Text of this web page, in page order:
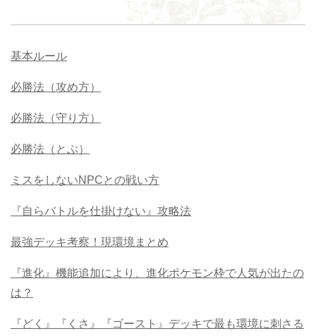
基本ルール
必勝法（攻め方）
必勝法（守り方）
必勝法（とぶ）
ミスをしないNPCとの戦い方
『自らバトルを仕掛けない』攻略法
最強デッキ考察！現環境まとめ
『進化』機能追加により、進化ポケモン枠で人気が出たの
は？
『どく』『くさ』『ゴースト』デッキで最も環境に刺さる